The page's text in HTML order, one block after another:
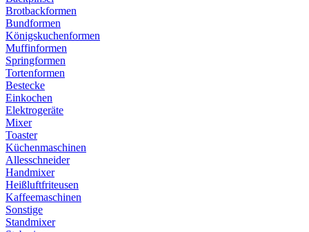
Brotbackformen
Bundformen
Königskuchenformen
Muffinformen
Springformen
Tortenformen
Bestecke
Einkochen
Elektrogeräte
Mixer
Toaster
Küchenmaschinen
Allesschneider
Handmixer
Heißluftfriteusen
Kaffeemaschinen
Sonstige
Standmixer